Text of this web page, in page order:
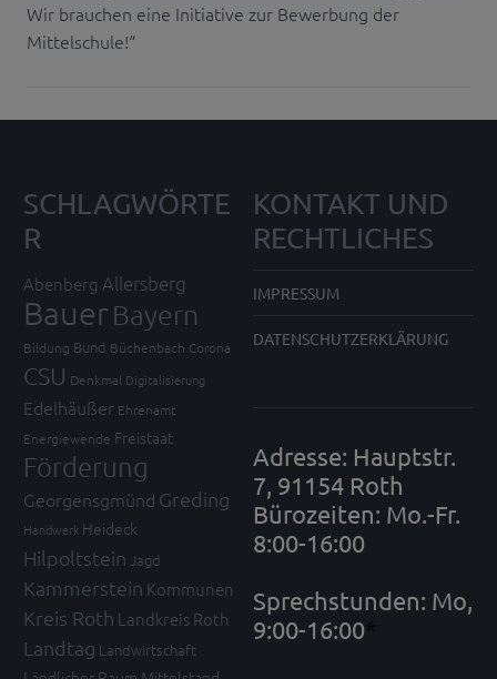
Wir brauchen eine Initiative zur Bewerbung der
Mittelschule!“
SCHLAGWÖRTE
R
Abenberg Allersberg
Bauer Bayern
Bildung Bund Büchenbach Corona
CSU Denkmal Digitalisierung
Edelhäußer Ehrenamt
Energiewende Freistaat
Förderung
Georgensgmünd Greding
Handwerk Heideck
Hilpoltstein Jagd
Kammerstein Kommunen
Kreis Roth Landkreis Roth
Landtag Landwirtschaft
KONTAKT UND
RECHTLICHES
IMPRESSUM
DATENSCHUTZERKLÄRUNG
Adresse: Hauptstr.
7, 91154 Roth
Bürozeiten: Mo.-Fr.
8:00-16:00
Sprechstunden: Mo,
9:00-16:00*